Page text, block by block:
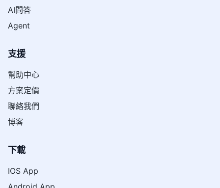
AI問答
Agent
支援
幫助中心
方案定價
聯絡我們
博客
下載
IOS App